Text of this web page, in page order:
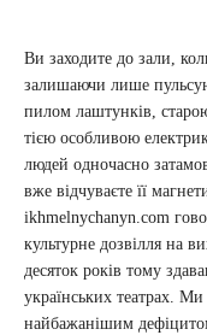
Ви заходите до зали,
залишаючи лише
пилом лаштунків,
тією особливою
людей одночасно
вже відчуваєте її
ikhmelnychanyn.com
культурне дозвілля на
десяток років тому
українських театрах.
найбажанішим